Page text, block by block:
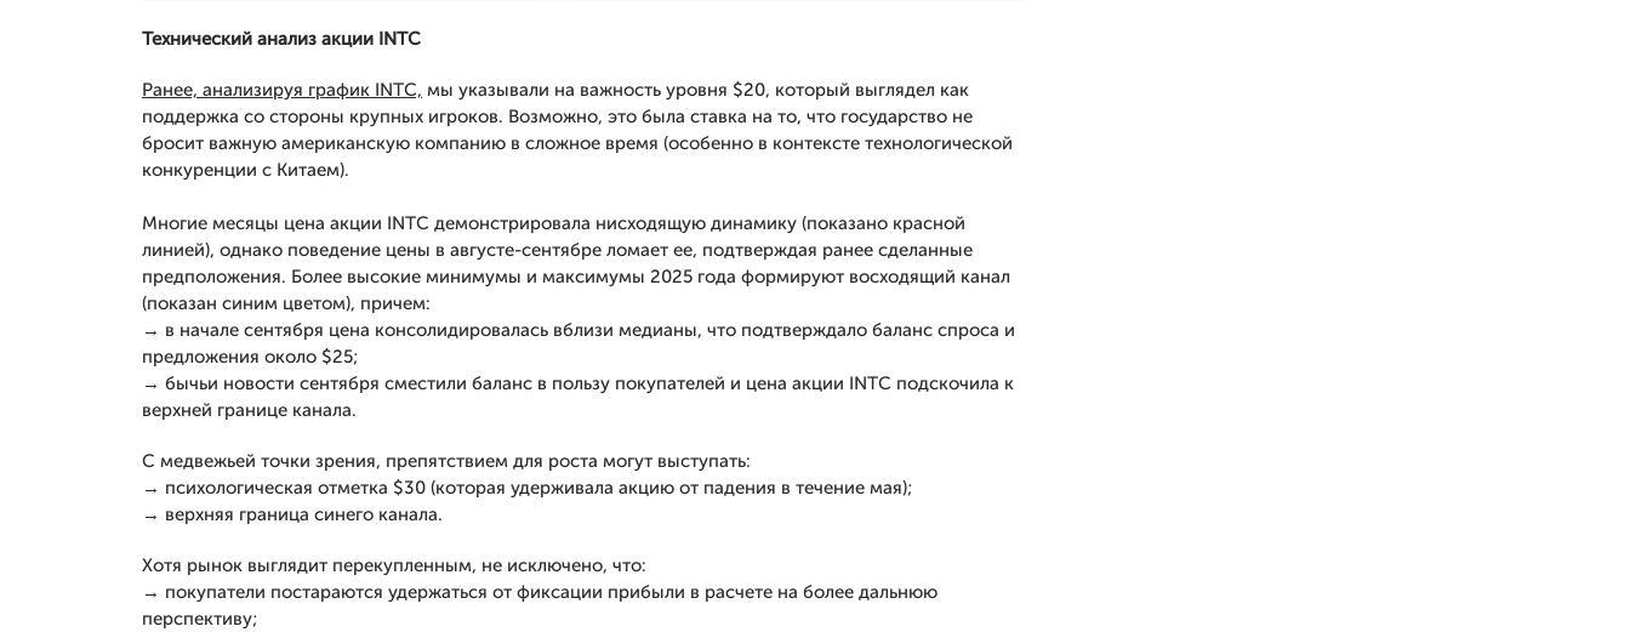
Технический анализ акции INTC
Ранее, анализируя график INTC, мы указывали на важность уровня $20, который выглядел как
поддержка со стороны крупных игроков. Возможно, это была ставка на то, что государство не
бросит важную американскую компанию в сложное время (особенно в контексте технологической
конкуренции с Китаем).
Многие месяцы цена акции INTC демонстрировала нисходящую динамику (показано красной
линией), однако поведение цены в августе-сентябре ломает ее, подтверждая ранее сделанные
предположения. Более высокие минимумы и максимумы 2025 года формируют восходящий канал
(показан синим цветом), причем:
→ в начале сентября цена консолидировалась вблизи медианы, что подтверждало баланс спроса и
предложения около $25;
→ бычьи новости сентября сместили баланс в пользу покупателей и цена акции INTC подскочила к
верхней границе канала.
С медвежьей точки зрения, препятствием для роста могут выступать:
→ психологическая отметка $30 (которая удерживала акцию от падения в течение мая);
→ верхняя граница синего канала.
Хотя рынок выглядит перекупленным, не исключено, что:
→ покупатели постараются удержаться от фиксации прибыли в расчете на более дальнюю
перспективу;